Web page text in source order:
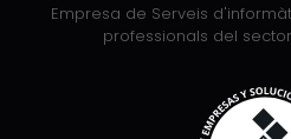
Empresa de Serveis
professionals del